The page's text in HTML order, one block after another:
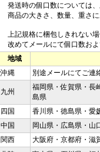
発送時の個口数については
商品の大きさ、数量、重さ
上記規格に梱包しきれない
改めてメールにて個口数お
地域
沖縄
別途メールにてご連
九州
福岡県・佐賀県・長
島県
四国
香川県・徳島県・愛
中国
岡山県・広島県・山
関西
大阪府・京都府・滋